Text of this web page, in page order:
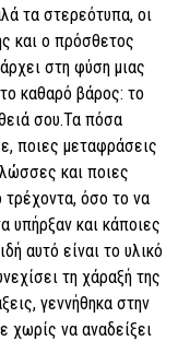
τα στερεότυπα, οι
και ο πρόσθετος
στη φύση μιας
καθαρό βάρος: το
σου.Τα πόσα
ποιες μεταφράσεις
και ποιες
τρέχοντα, όσο το να
υπήρξαν και κάποιες
αυτό είναι το υλικό
τη χάραξή της
γεννήθηκα στην
χωρίς να αναδείξει